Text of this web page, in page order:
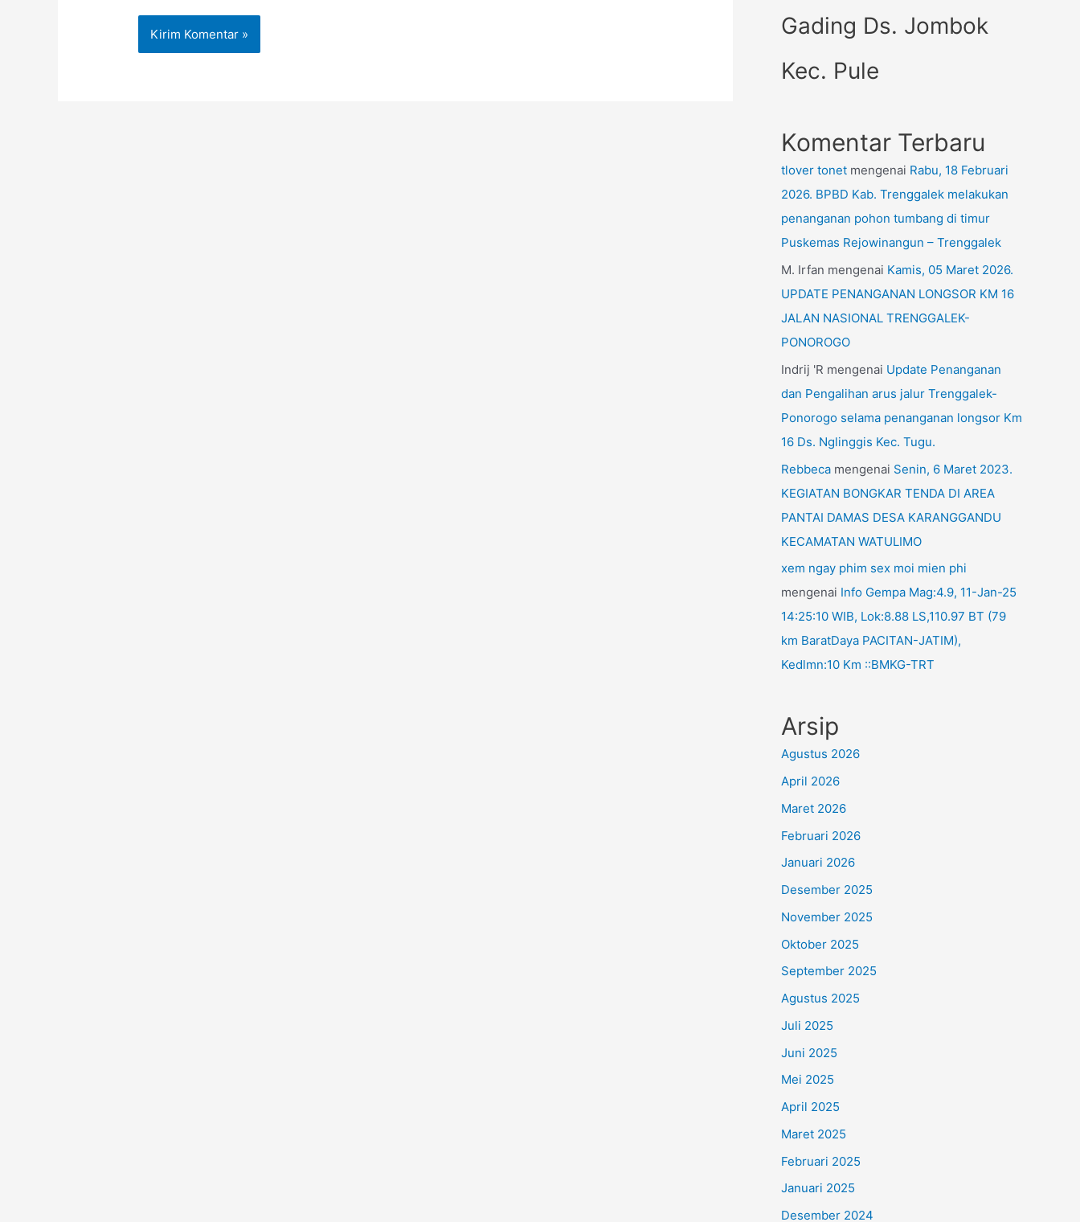
Gading Ds. Jombok
Kec. Pule
Komentar Terbaru
tlover tonet mengenai Rabu, 18 Februari
2026. BPBD Kab. Trenggalek melakukan
penanganan pohon tumbang di timur
Puskemas Rejowinangun – Trenggalek
M. Irfan mengenai Kamis, 05 Maret 2026.
UPDATE PENANGANAN LONGSOR KM 16
JALAN NASIONAL TRENGGALEK-
PONOROGO
Indrij 'R mengenai Update Penanganan
dan Pengalihan arus jalur Trenggalek-
Ponorogo selama penanganan longsor Km
16 Ds. Nglinggis Kec. Tugu.
Rebbeca mengenai Senin, 6 Maret 2023.
KEGIATAN BONGKAR TENDA DI AREA
PANTAI DAMAS DESA KARANGGANDU
KECAMATAN WATULIMO
xem ngay phim sex moi mien phi
mengenai Info Gempa Mag:4.9, 11-Jan-25
14:25:10 WIB, Lok:8.88 LS,110.97 BT (79
km BaratDaya PACITAN-JATIM),
Kedlmn:10 Km ::BMKG-TRT
Arsip
Agustus 2026
April 2026
Maret 2026
Februari 2026
Januari 2026
Desember 2025
November 2025
Oktober 2025
September 2025
Agustus 2025
Juli 2025
Juni 2025
Mei 2025
April 2025
Maret 2025
Februari 2025
Januari 2025
Desember 2024